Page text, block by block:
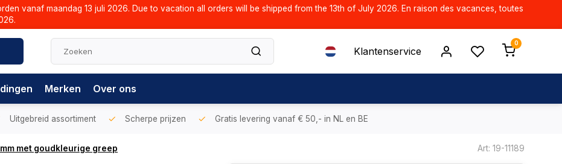
vanaf maandag 13 juli 2026. Due to vacation all orders will be shipped from the 13th of July 2026. En raison des vacances, toutes
Klantenservice
0
Merken Over ons
Uitgebreid assortiment Scherpe prijzen Gratis levering vanaf € 50,- in NL en BE
met goudkleurige greep Art: 19-11189